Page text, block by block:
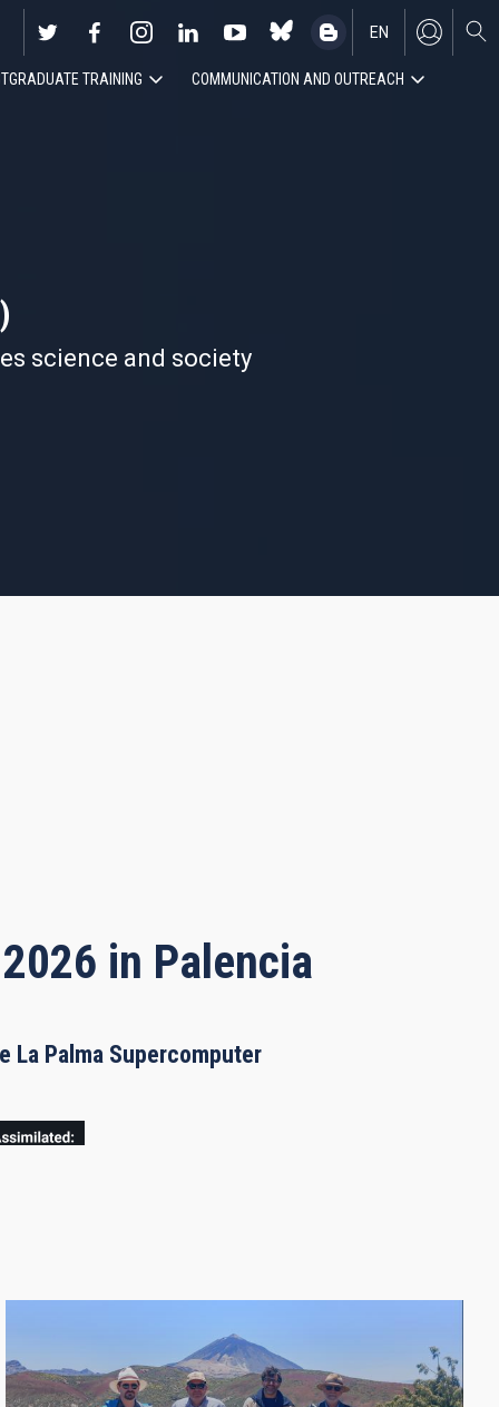
EN
ES
TRAINING COMMUNICATION AND OUTREACH
science and society
in Palencia
La Palma Supercomputer